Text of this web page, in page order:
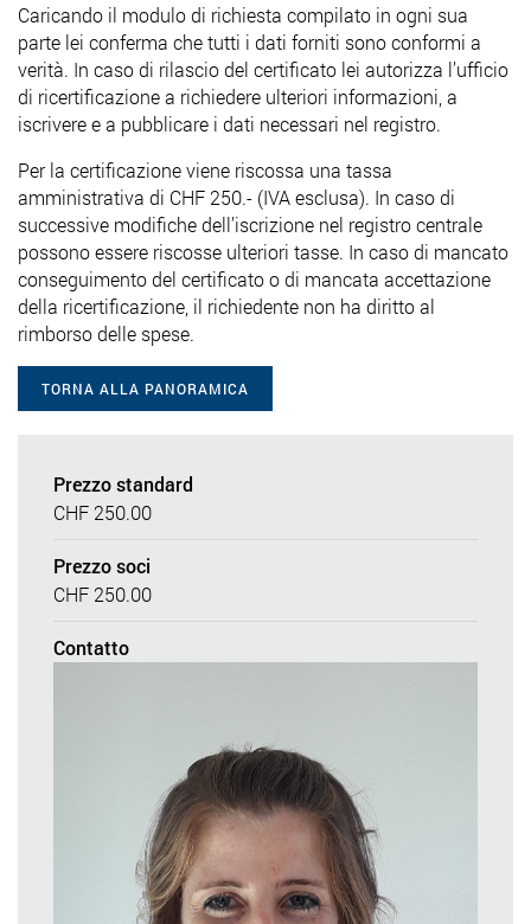
Caricando il modulo di richiesta compilato in ogni sua
parte lei conferma che tutti i dati forniti sono conformi a
verità. In caso di rilascio del certificato lei autorizza l’ufficio
di ricertificazione a richiedere ulteriori informazioni, a
iscrivere e a pubblicare i dati necessari nel registro.
Per la certificazione viene riscossa una tassa
amministrativa di CHF 250.- (IVA esclusa). In caso di
successive modifiche dell’iscrizione nel registro centrale
possono essere riscosse ulteriori tasse. In caso di mancato
conseguimento del certificato o di mancata accettazione
della ricertificazione, il richiedente non ha diritto al
rimborso delle spese.
TORNA ALLA PANORAMICA
Prezzo standard
CHF 250.00
Prezzo soci
CHF 250.00
Contatto